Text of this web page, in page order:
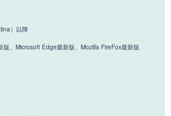
）以降
、Microsoft Edge最新版、Mozilla FireFox最新版